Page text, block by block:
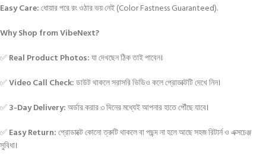
Easy Care:ধোয়ার পরে রং ওঠার ভয় নেই (Color Fastness Guaranteed).
Why Shop from VibeNext?
✅Real Product Photos:যা দেখছেন ঠিক তাই পাবেন।
✅Video Call Check:ডাউট থাকলে সরাসরি ভিডিও কলে প্রোডাক্টটি দেখে নিন।
✅3-Day Delivery:অর্ডার করার ৩ দিনের মধ্যেই আপনার হাতে পৌঁছে যাবে।
✅Easy Return:প্রোডাক্টে কোনো ত্রুটি থাকলে বা পছন্দ না হলে আছে সহজ রিটার্ন ও এক্সচেঞ্জ
সুবিধা।